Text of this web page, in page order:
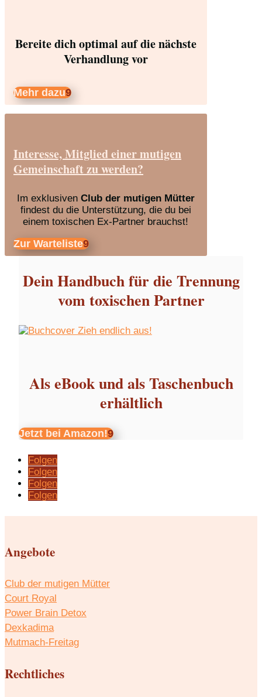
Bereite dich optimal auf die nächste
Verhandlung vor
Mehr dazu
Interesse, Mitglied einer mutigen
Gemeinschaft zu werden?
Im exklusiven Club der mutigen Mütter
findest du die Unterstützung, die du bei
einem toxischen Ex-Partner brauchst!
Zur Warteliste
Dein Handbuch für die Trennung
vom toxischen Partner
Als eBook und als Taschenbuch
erhältlich
Jetzt bei Amazon!
Folgen
Folgen
Folgen
Folgen
Angebote
Club der mutigen Mütter
Court Royal
Power Brain Detox
Dexkadima
Mutmach-Freitag
Rechtliches